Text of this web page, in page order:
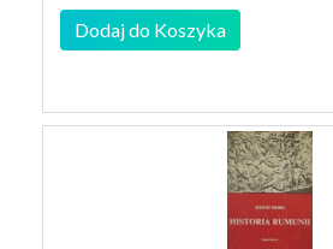
Dodaj do Koszyka